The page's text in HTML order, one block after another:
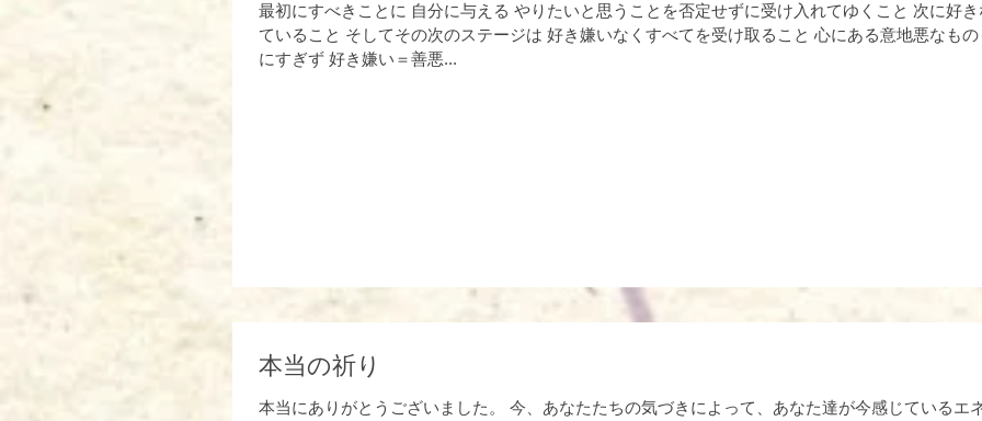
最初にすべきことに 自分に与える やりたいと思うことを否定せずに受け入れてゆくこと 次に好
ていること そしてその次のステージは 好き嫌いなくすべてを受け取ること 心にある意地悪なも
にすぎず 好き嫌い＝善悪...
本当の祈り
本当にありがとうございました。 今、あなたたちの気づきによって、あなた達が今感じているエ